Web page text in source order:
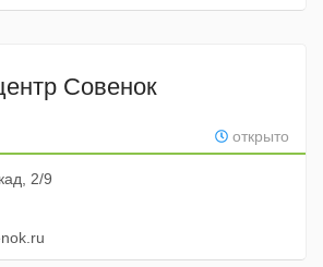
Совенок
открыто
2/9